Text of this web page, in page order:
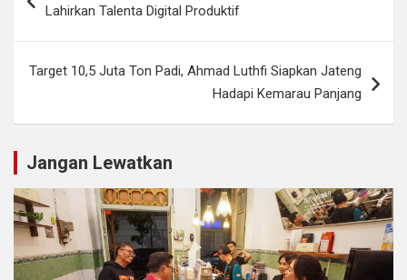
Lahirkan Talenta Digital Produktif
Target 10,5 Juta Ton Padi, Ahmad Luthfi Siapkan Jateng
Hadapi Kemarau Panjang
Jangan Lewatkan